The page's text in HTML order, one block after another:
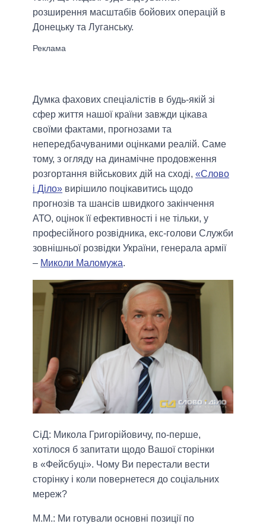
розширення масштабів бойових операцій в
Донецьку та Луганську.
Думка фахових спеціалістів в будь-якій зі
сфер життя нашої країни завжди цікава
своїми фактами, прогнозами та
непередбачуваними оцінками реалій. Саме
тому, з огляду на динамічне продовження
розгортання військових дій на сході, «Слово
і Діло» вирішило поцікавитись щодо
прогнозів та шансів швидкого закінчення
АТО, оцінок її ефективності і не тільки, у
професійного розвідника, екс-голови Служби
зовнішньої розвідки України, генерала армії
– Миколи Маломужа.
СіД: Микола Григорійовичу, по-перше,
хотілося б запитати щодо Вашої сторінки
в «Фейсбуці». Чому Ви перестали вести
сторінку і коли повернетеся до соціальних
мереж?
М.М.: Ми готували основні позиції по